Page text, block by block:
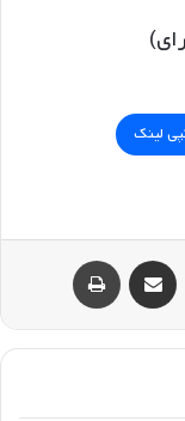
لینک
تلگرام اشتراک گذاری با ایمیل